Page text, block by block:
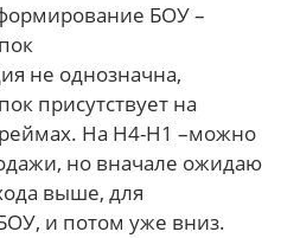
БОУ –
не однозначна,
присутствует на
На H4-H1 –можно
но вначале ожидаю
выше, для
и потом уже вниз.